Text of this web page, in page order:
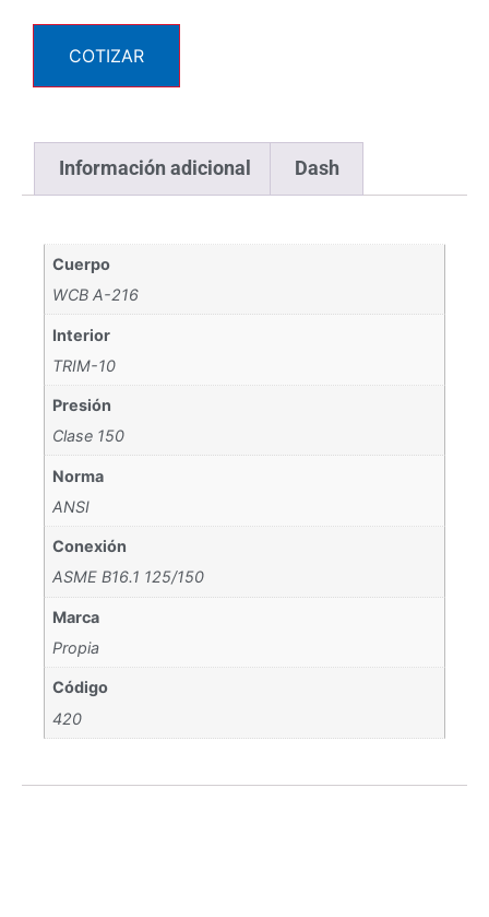
COTIZAR
Información adicional Dash
Cuerpo
WCB A-216
Interior
TRIM-10
Presión
Clase 150
Norma
ANSI
Conexión
ASME B16.1 125/150
Marca
Propia
Código
420